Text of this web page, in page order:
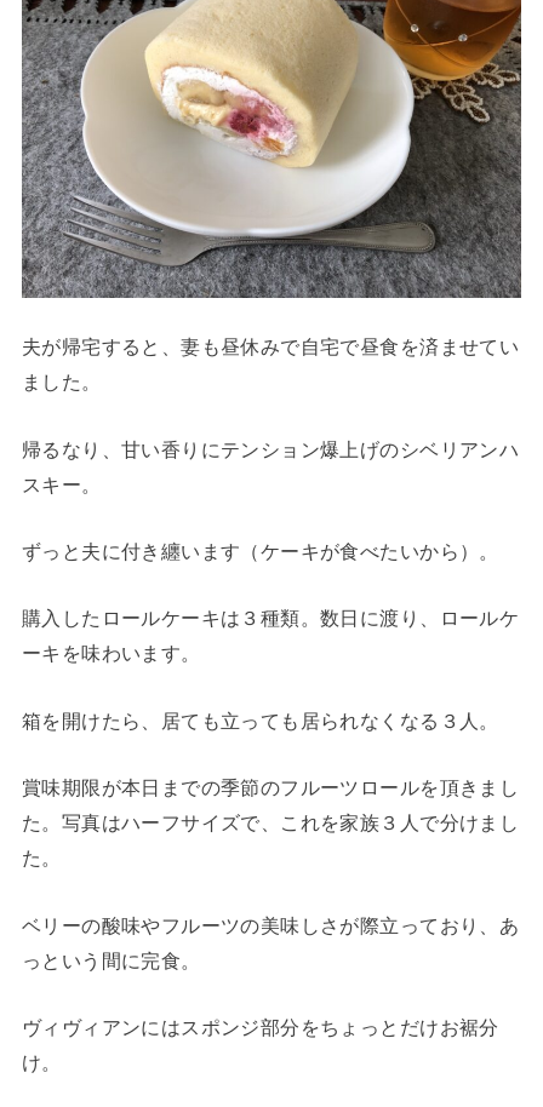
夫が帰宅すると、妻も昼休みで自宅で昼食を済ませてい
ました。
帰るなり、甘い香りにテンション爆上げのシベリアンハ
スキー。
ずっと夫に付き纏います（ケーキが食べたいから）。
購入したロールケーキは３種類。数日に渡り、ロールケ
ーキを味わいます。
箱を開けたら、居ても立っても居られなくなる３人。
賞味期限が本日までの季節のフルーツロールを頂きまし
た。写真はハーフサイズで、これを家族３人で分けまし
た。
ベリーの酸味やフルーツの美味しさが際立っており、あ
っという間に完食。
ヴィヴィアンにはスポンジ部分をちょっとだけお裾分
け。